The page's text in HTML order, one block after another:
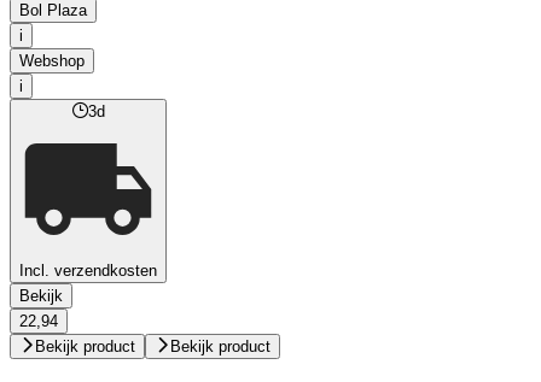
Bol Plaza
i
Webshop
i
3d
Incl. verzendkosten
Bekijk
22,94
Bekijk product
Bekijk product